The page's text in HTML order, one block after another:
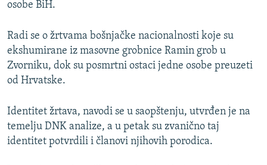
TRI DECENIJE OD RATA U BIH
SVE KARTE DEJTONA
NASTANAK I RASPAD JUGOSLAVIJE
osobe BiH.
Radi se o žrtvama bošnjačke nacionalnosti koje su
ekshumirane iz masovne grobnice Ramin grob u
Zvorniku, dok su posmrtni ostaci jedne osobe preuzeti
od Hrvatske.
Identitet žrtava, navodi se u saopštenju, utvrđen je na
temelju DNK analize, a u petak su zvanično taj
identitet potvrdili i članovi njihovih porodica.